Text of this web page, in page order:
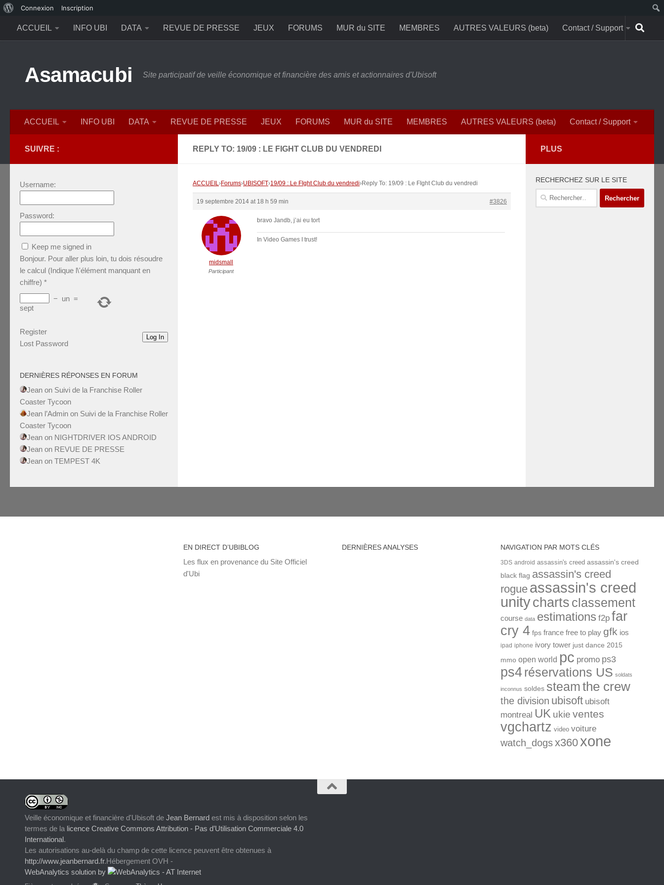
propos
de
Connexion Inscription
ACCUEIL
INFO UBI DATA REVUE DE PRESSE JEUX FORUMS MUR du SITE MEMBRES AUTRES VALEURS (beta) Contact / Support
Asamacubi Site participatif de veille économique et financière des amis et actionnaires d'Ubisoft
ACCUEIL INFO UBI DATA REVUE DE PRESSE JEUX FORUMS MUR du SITE MEMBRES AUTRES VALEURS (beta) Contact / Support
REPLY TO: 19/09 : LE FIGHT CLUB DU VENDREDI
ACCUEIL›Forums›UBISOFT›19/09 : Le FIght Club du vendredi›Reply To: 19/09 : Le FIght Club du vendredi
19 septembre 2014 at 18 h 59 min #3826
midsmall
Participant
bravo Jandb, j’ai eu tort
In Video Games I trust!
SUIVRE :
Username:
Password:
Keep me signed in
Bonjour. Pour aller plus loin, tu dois résoudre
le calcul (Indique l\'élément manquant en
chiffre) *
− un =
sept
Log In
Register
Lost Password
DERNIÈRES RÉPONSES EN FORUM
Jean on Suivi de la Franchise Roller
Coaster Tycoon
Jean l’Admin on Suivi de la Franchise Roller
Coaster Tycoon
Jean on NIGHTDRIVER IOS ANDROID
Jean on REVUE DE PRESSE
Jean on TEMPEST 4K
PLUS
RECHERCHEZ SUR LE SITE
Rechercher :
EN DIRECT D’UBIBLOG
Les flux en provenance du Site Officiel
d'Ubi
DERNIÈRES ANALYSES NAVIGATION PAR MOTS CLÉS
3DS android assassin's creed assassin's creed
black flag assassin's creed
rogue assassin's creed
unitycharts classement
course data estimations f2p far
cry 4 fps france free to play gfk ios
ipad iphone ivory tower just dance 2015
mmo open world pc promo ps3
ps4réservations US soldats
inconnus soldes steamthe crew
the division ubisoft ubisoft
montreal UK ukie ventes
vgchartz video voiture
watch_dogsx360 xone
Veille économique et financière d'Ubisoft de Jean Bernard est mis à disposition selon les
termes de la licence Creative Commons Attribution - Pas d’Utilisation Commerciale 4.0
International.
Les autorisations au-delà du champ de cette licence peuvent être obtenues à
http://www.jeanbernard.fr.Hébergement OVH -
WebAnalytics solution by